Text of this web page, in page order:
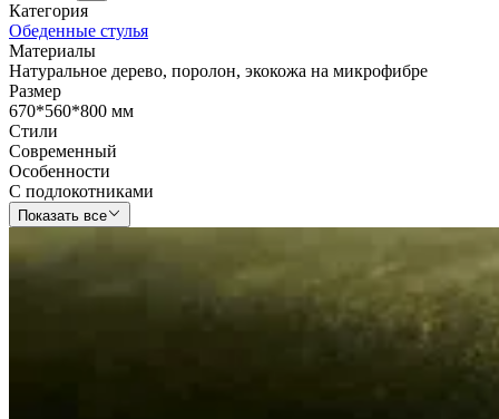
Категория
Обеденные стулья
Материалы
Натуральное дерево, поролон, экокожа на микрофибре
Размер
670*560*800 мм
Стили
Современный
Особенности
С подлокотниками
Показать все